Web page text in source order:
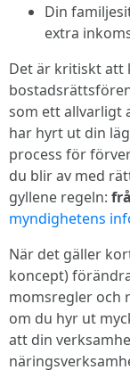
Din
extra
Det är kritiskt att
som ett allvarligt
har hyrt ut din
process för
du blir av med
gyllene regeln:
myndighetens
När det gäller
koncept)
momsregler och
om du hyr ut
att din